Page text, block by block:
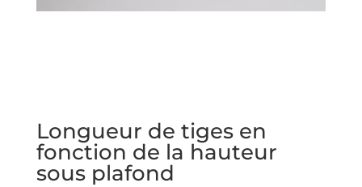
Longueur de tiges en
fonction de la hauteur
sous plafond